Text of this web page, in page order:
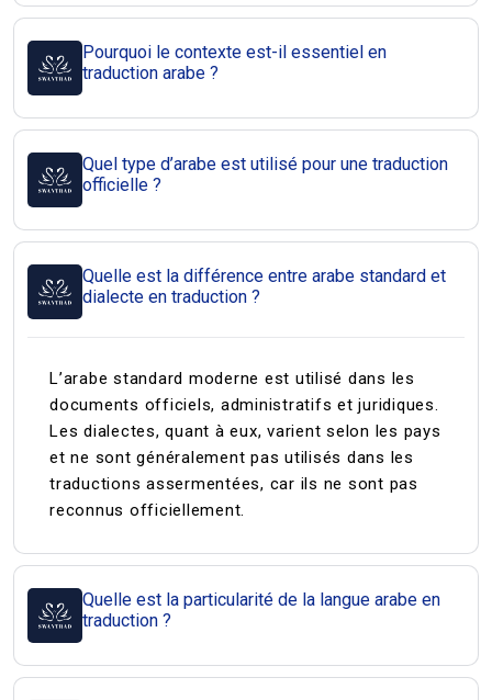
Pourquoi le contexte est-il essentiel en
traduction arabe ?
Quel type d’arabe est utilisé pour une traduction
officielle ?
Quelle est la différence entre arabe standard et
dialecte en traduction ?
L’arabe standard moderne est utilisé dans les
documents officiels, administratifs et juridiques.
Les dialectes, quant à eux, varient selon les pays
et ne sont généralement pas utilisés dans les
traductions assermentées, car ils ne sont pas
reconnus officiellement.
Quelle est la particularité de la langue arabe en
traduction ?